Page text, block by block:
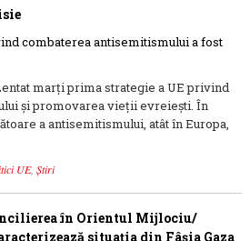
marți prima strategie a UE privind
și promovarea vieții evreiești. În
a antisemitismului, atât în Europa,
UE, Știri
în Orientul Mijlociu/
situația din Fâșia Gaza